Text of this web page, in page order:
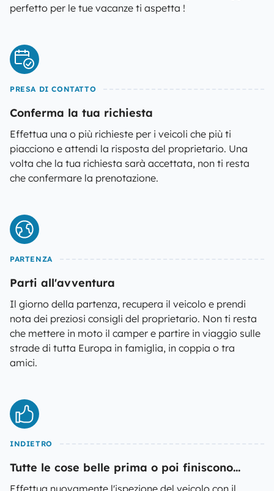
perfetto per le tue vacanze ti aspetta !
PRESA DI CONTATTO
Conferma la tua richiesta
Effettua una o più richieste per i veicoli che più ti
piacciono e attendi la risposta del proprietario. Una
volta che la tua richiesta sarà accettata, non ti resta
che confermare la prenotazione.
PARTENZA
Parti all'avventura
Il giorno della partenza, recupera il veicolo e prendi
nota dei preziosi consigli del proprietario. Non ti resta
che mettere in moto il camper e partire in viaggio sulle
strade di tutta Europa in famiglia, in coppia o tra
amici.
INDIETRO
Tutte le cose belle prima o poi finiscono...
Effettua nuovamente l'ispezione del veicolo con il